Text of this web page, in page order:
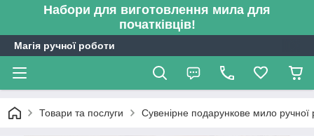
Набори для виготовлення мила для
початківців!
Магія ручної роботи
Товари та послуги Сувенірне подарункове мило ручної